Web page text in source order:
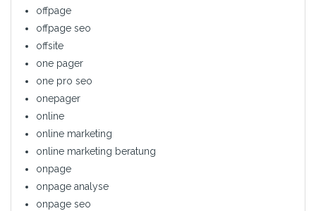
offpage
offpage seo
offsite
one pager
one pro seo
onepager
online
online marketing
online marketing beratung
onpage
onpage analyse
onpage seo